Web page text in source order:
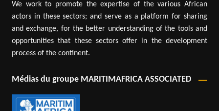
We work to promote the expertise of the various African
actors in these sectors; and serve as a platform for sharing
and exchange, for the better understanding of the tools and
opportunities that these sectors offer in the development
process of the continent.
Médias du groupe MARITIMAFRICA ASSOCIATED